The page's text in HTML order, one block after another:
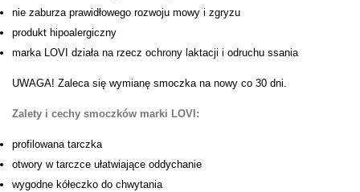
nie zaburza prawidłowego rozwoju mowy i zgryzu
produkt hipoalergiczny
marka LOVI działa na rzecz ochrony laktacji i odruchu ssania
UWAGA! Zaleca się wymianę smoczka na nowy co 30 dni.
Zalety i cechy smoczków marki LOVI:
profilowana tarczka
otwory w tarczce ułatwiające oddychanie
wygodne kółeczko do chwytania